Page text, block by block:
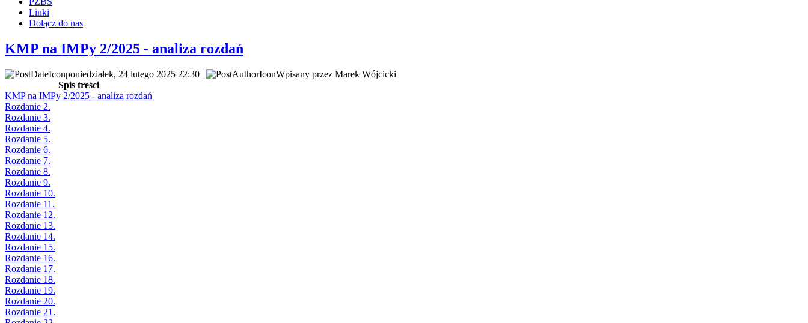
Linki
Dołącz do nas
KMP na IMPy 2/2025 - analiza rozdań
poniedziałek, 24 lutego 2025 22:30 |
Wpisany przez Marek Wójcicki
Spis treści
KMP na IMPy 2/2025 - analiza rozdań
Rozdanie 2.
Rozdanie 3.
Rozdanie 4.
Rozdanie 5.
Rozdanie 6.
Rozdanie 7.
Rozdanie 8.
Rozdanie 9.
Rozdanie 10.
Rozdanie 11.
Rozdanie 12.
Rozdanie 13.
Rozdanie 14.
Rozdanie 15.
Rozdanie 16.
Rozdanie 17.
Rozdanie 18.
Rozdanie 19.
Rozdanie 20.
Rozdanie 21.